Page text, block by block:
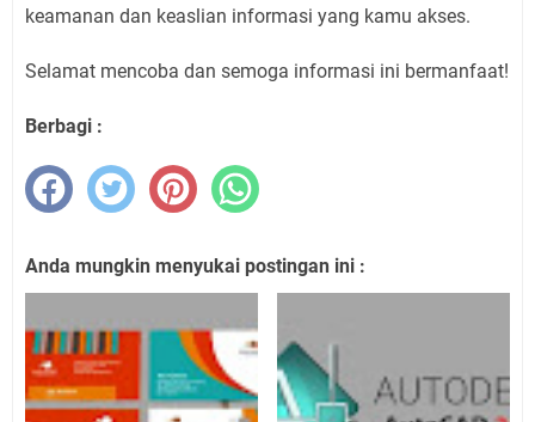
keamanan dan keaslian informasi yang kamu akses.
Selamat mencoba dan semoga informasi ini bermanfaat!
Berbagi :
Anda mungkin menyukai postingan ini :